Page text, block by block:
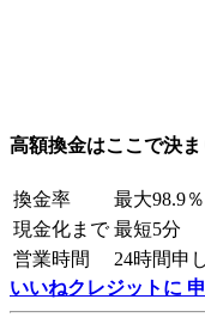
高額換金はここで決
換金率
最大98.9％
現金化まで 最短5分
営業時間
24時間申
いいねクレジットに